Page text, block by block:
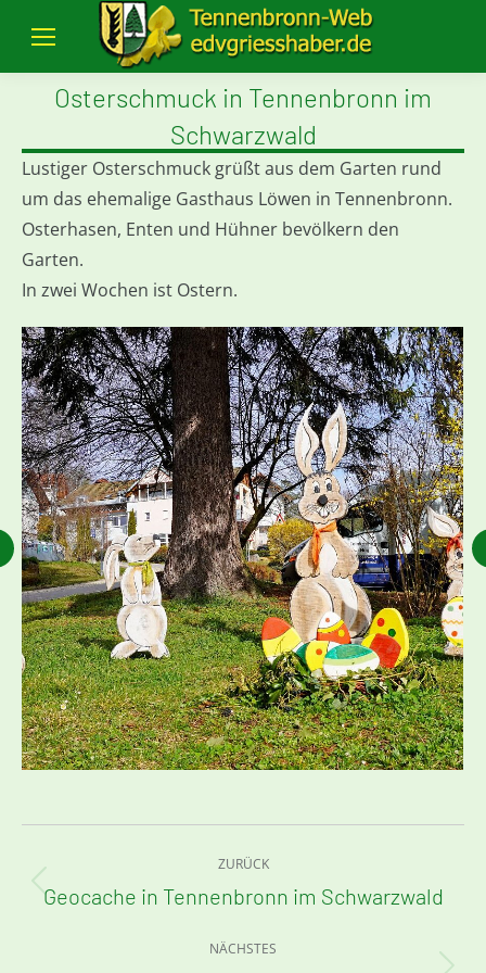
Osterschmuck in Tennenbronn im
Schwarzwald
Lustiger Osterschmuck grüßt aus dem Garten rund
um das ehemalige Gasthaus Löwen in Tennenbronn.
Osterhasen, Enten und Hühner bevölkern den
Garten.
In zwei Wochen ist Ostern.
ZURÜCK
Vorheriger
Geocache in Tennenbronn im Schwarzwald
NÄCHSTES